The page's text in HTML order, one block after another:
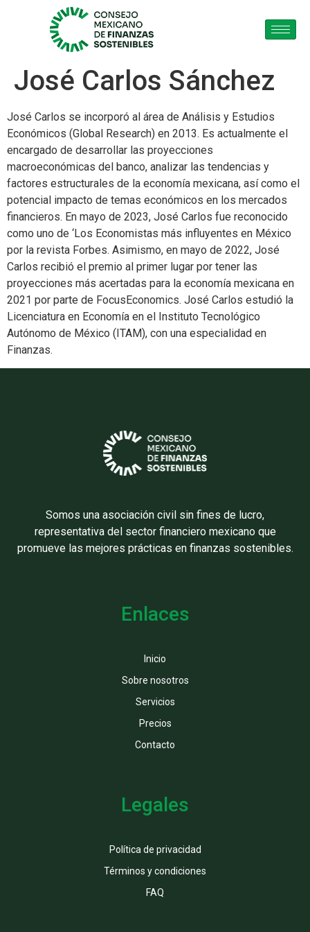
José Carlos Sánchez
José Carlos se incorporó al área de Análisis y Estudios
Económicos (Global Research) en 2013. Es actualmente el
encargado de desarrollar las proyecciones
macroeconómicas del banco, analizar las tendencias y
factores estructurales de la economía mexicana, así como el
potencial impacto de temas económicos en los mercados
financieros. En mayo de 2023, José Carlos fue reconocido
como uno de ‘Los Economistas más influyentes en México
por la revista Forbes. Asimismo, en mayo de 2022, José
Carlos recibió el premio al primer lugar por tener las
proyecciones más acertadas para la economía mexicana en
2021 por parte de FocusEconomics. José Carlos estudió la
Licenciatura en Economía en el Instituto Tecnológico
Autónomo de México (ITAM), con una especialidad en
Finanzas.
Somos una asociación civil sin fines de lucro,
representativa del sector financiero mexicano que
promueve las mejores prácticas en finanzas sostenibles.
Enlaces
Inicio
Sobre nosotros
Servicios
Precios
Contacto
Legales
Política de privacidad
Términos y condiciones
FAQ